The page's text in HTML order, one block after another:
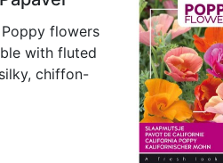
voelen.
Zaaitijd: 4-6
6-9.
flowers
with fluted
chiffon-